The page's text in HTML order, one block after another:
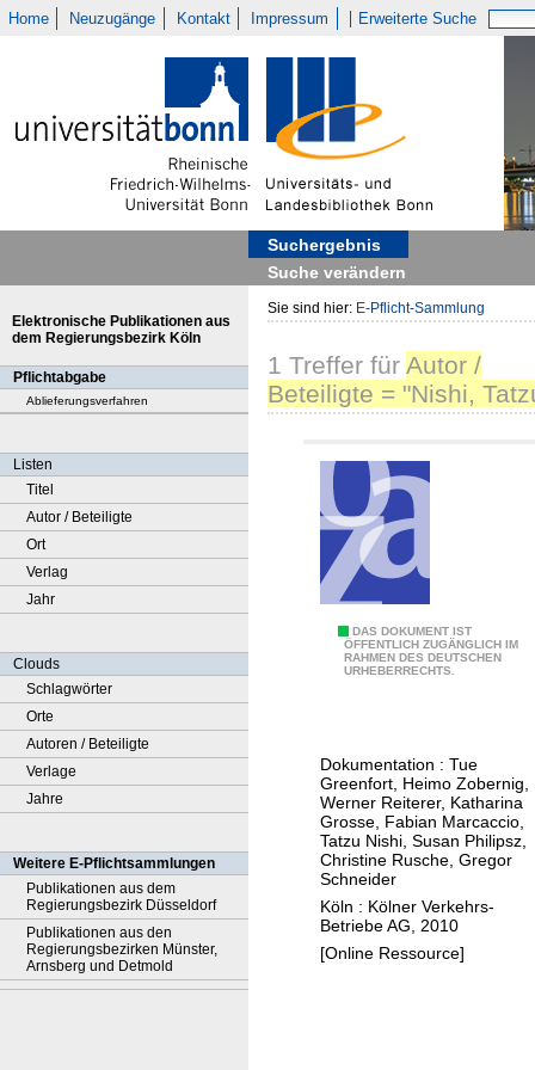
Home Neuzugänge Kontakt Impressum Erweiterte Suche
Suchergebnis
Suche verändern
Elektronische Publikationen aus
dem Regierungsbezirk Köln
Pflichtabgabe
Ablieferungsverfahren
Listen
Titel
Autor / Beteiligte
Ort
Verlag
Jahr
Clouds
Schlagwörter
Orte
Autoren / Beteiligte
Verlage
Jahre
Weitere E-Pflichtsammlungen
Publikationen aus dem
Regierungsbezirk Düsseldorf
Publikationen aus den
Regierungsbezirken Münster,
Arnsberg und Detmold
Sie sind hier: E-Pflicht-Sammlung
1 Treffer für Autor /
Beteiligte = "Nishi,
DAS DOKUMENT IST
ÖFFENTLICH ZUGÄNGLICH IM
RAHMEN DES DEUTSCHEN
URHEBERRECHTS.
n
s
t
l
e
r
w
e
Dokumentation : Tue
Greenfort, Heimo Zobernig,
Werner Reiterer, Katharina
Grosse, Fabian Marcaccio,
Tatzu Nishi, Susan Philipsz,
Christine Rusche, Gregor
Schneider
Köln : Kölner Verkehrs-
Betriebe AG, 2010
[Online Ressource]